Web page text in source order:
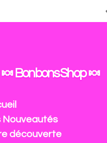
🍬 Bonbons Shop 🍬
Nouveautés
découverte